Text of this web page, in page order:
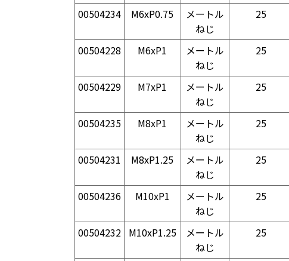
00504234 M6xP0.75
メートル
ねじ
25
00504228 M6xP1
メートル
ねじ
25
00504229 M7xP1
メートル
ねじ
25
00504235 M8xP1
メートル
ねじ
25
00504231 M8xP1.25
メートル
ねじ
25
00504236 M10xP1
メートル
ねじ
25
00504232 M10xP1.25
メートル
ねじ
25